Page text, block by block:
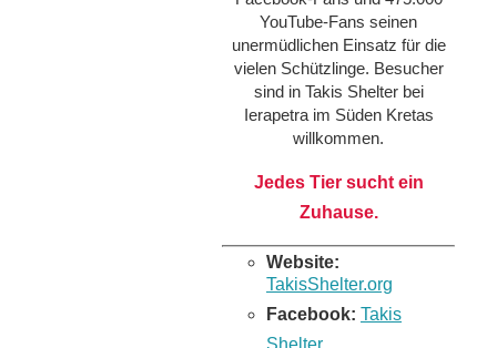
YouTube-Fans seinen
unermüdlichen Einsatz für die
vielen Schützlinge. Besucher
sind in Takis Shelter bei
Ierapetra im Süden Kretas
willkommen.
Jedes Tier sucht ein
Zuhause.
Website:
TakisShelter.org
Facebook: Takis
Shelter